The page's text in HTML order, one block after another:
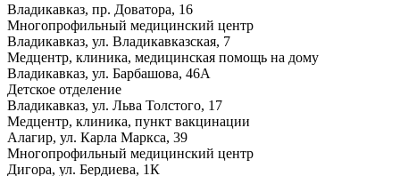
Владикавказ, пр. Доватора, 16
Многопрофильный медицинский центр
Владикавказ, ул. Владикавказская, 7
Медцентр, клиника, медицинская помощь на дому
Владикавказ, ул. Барбашова, 46А
Детское отделение
Владикавказ, ул. Льва Толстого, 17
Медцентр, клиника, пункт вакцинации
Алагир, ул. Карла Маркса, 39
Многопрофильный медицинский центр
Дигора, ул. Бердиева, 1К